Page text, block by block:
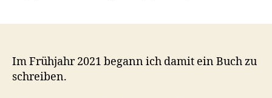
Im Frühjahr 2021 begann ich damit ein Buch zu
schreiben.